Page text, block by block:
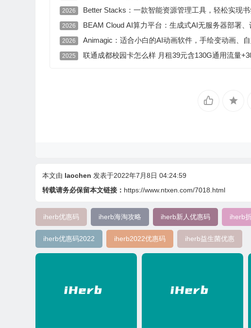
2026 Better Stacks：一款智能资源管理工具，轻松实现
2026 BEAM Cloud AI算力平台：生成式AI无服务器部署
2026 Animagic：适合小白的AI动画软件，手绘变动画、
2025 联通成都校园卡怎么样 月租39元含130G通用流量
本文由 laochen 发表于2022年7月8日 04:24:59
转载请务必保留本文链接： https://www.ntxen.com/7018.html
iherb优惠码 iherb海淘攻略 iherb新人优惠码 iherb
iherb优惠码2022 iherb2022优惠码 iherb益生菌优惠